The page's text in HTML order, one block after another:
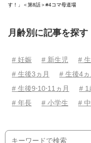
す！」＜第8話＞#4コマ母道場
月齢別に記事を探す
# 妊娠 # 新生児 #
# 生後3ヵ月
# 生後4ヵ
# 生後9⋅10⋅11ヵ月
# 1
# 年長
# 小学生 #